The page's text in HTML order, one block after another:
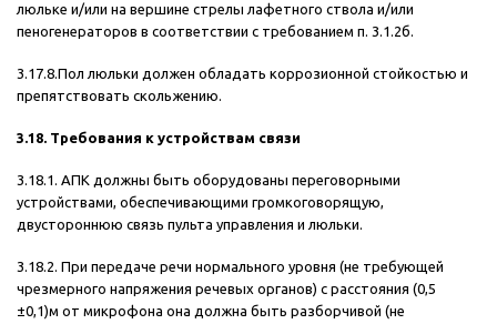
люльке и/или на вершине стрелы лафетного ствола и/или
пеногенераторов в соответствии с требованием п. 3.1.2б.
3.17.8.Пол люльки должен обладать коррозионной стойкостью и
препятствовать скольжению.
3.18. Требования к устройствам связи
3.18.1. АПК должны быть оборудованы переговорными
устройствами, обеспечивающими громкоговорящую,
двустороннюю связь пульта управления и люльки.
3.18.2. При передаче речи нормального уровня (не требующей
чрезмерного напряжения речевых органов) с расстояния (0,5
±0,1)м от микрофона она должна быть разборчивой (не